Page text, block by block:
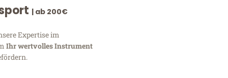
| ab 200€
Expertise im
Ihr wertvolles Instrument